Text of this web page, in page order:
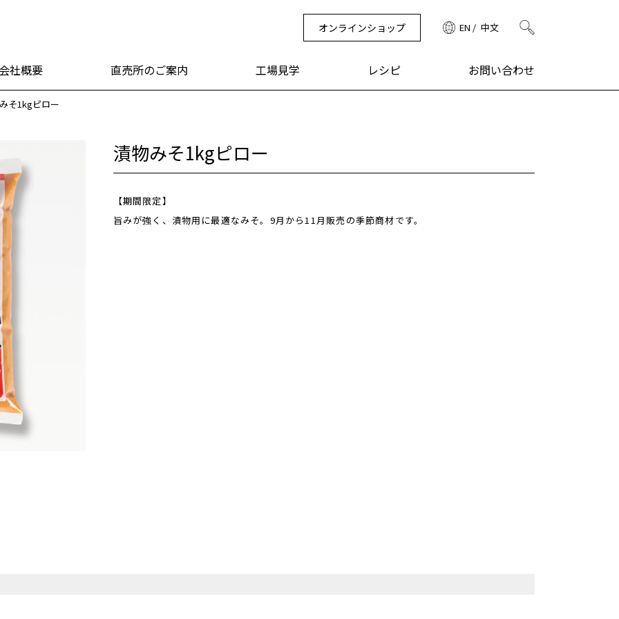
オンラインショップ EN 中文
社概要 直売所のご案内 工場見学 レシピ お問い合わせ
そ1kgピロー
漬物みそ1kgピロー
【期間限定】
旨みが強く、漬物用に最適なみそ。9月から11月販売の季節商材です。